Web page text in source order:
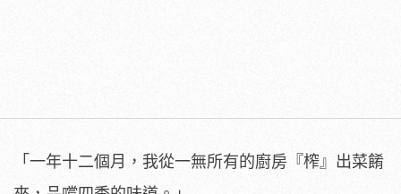
「一年十二個月，我從一無所有的廚房『榨』出菜餚